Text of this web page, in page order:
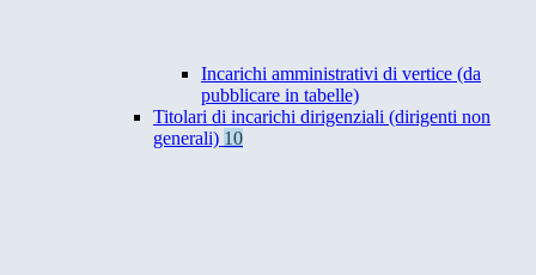
Incarichi amministrativi di vertice (da
pubblicare in tabelle)
Titolari di incarichi dirigenziali (dirigenti non
generali) 10